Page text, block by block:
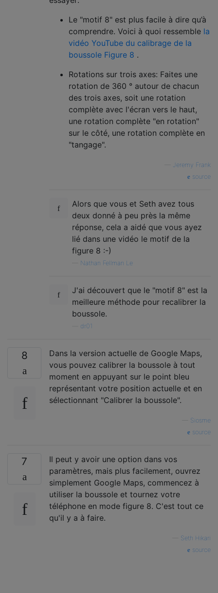
Le "motif 8" est plus facile à dire qu’à
comprendre. Voici à quoi ressemble la
vidéo YouTube du calibrage de la
boussole Figure 8 .
Rotations sur trois axes: Faites une
rotation de 360 ​​° autour de chacun
des trois axes, soit une rotation
complète avec l'écran vers le haut,
une rotation complète "en rotation"
sur le côté, une rotation complète en
"tangage".
Jeremy Frank
source
Alors que vous et Seth avez tous
deux donné à peu près la même
réponse, cela a aidé que vous ayez
lié dans une vidéo le motif de la
figure 8 :-)
Nathan Fellman Le
J'ai découvert que le "motif 8" est la
meilleure méthode pour recalibrer la
boussole.
dr01
8
Dans la version actuelle de Google Maps,
vous pouvez calibrer la boussole à tout
moment en appuyant sur le point bleu
représentant votre position actuelle et en
sélectionnant "Calibrer la boussole".
Siosme
source
7
Il peut y avoir une option dans vos
paramètres, mais plus facilement, ouvrez
simplement Google Maps, commencez à
utiliser la boussole et tournez votre
téléphone en mode figure 8. C'est tout ce
qu'il y a à faire.
Seth Hikari
source